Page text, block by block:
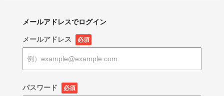
メールアドレスでログイン
メールアドレス 必須
パスワード 必須